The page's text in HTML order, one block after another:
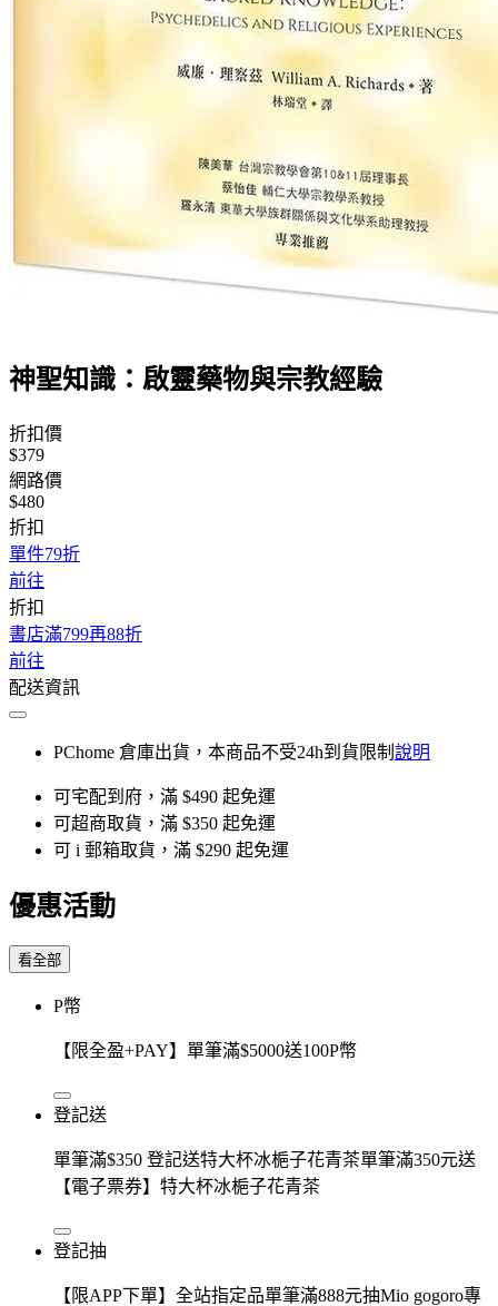
神聖知識：啟靈藥物與宗教經驗
折扣價
$379
網路價
$480
折扣
單件79折
前往
折扣
書店滿799再88折
前往
配送資訊
PChome 倉庫出貨，本商品不受24h到貨限制 說明
可宅配到府，滿 $490 起免運
可超商取貨，滿 $350 起免運
可 i 郵箱取貨，滿 $290 起免運
優惠活動
看全部
P幣
【限全盈+PAY】單筆滿$5000送100P幣
登記送
單筆滿$350 登記送特大杯冰梔子花青茶單筆滿350元送
【電子票券】特大杯冰梔子花青茶
登記抽
【限APP下單】全站指定品單筆滿888元抽Mio gogoro專